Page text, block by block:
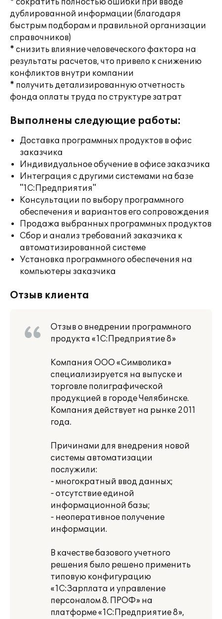
* сократить полностью ошибки при вводе
дублированной информации (благодаря
быстрым подборам и правильной организации
справочников)
* снизить влияние человеческого фактора на
результаты расчетов, что привело к снижению
конфликтов внутри компании
* получить детализированную отчетность
фонда оплаты труда по структуре затрат
Выполнены следующие работы:
Доставка программных продуктов в офис
заказчика
Индивидуальное обучение в офисе заказчика
Интеграция с другими системами на базе
"1С:Предприятия"
Консультации по выбору программного
обеспечения и вариантов его сопровождения
Продажа выбранных программных продуктов
Сбор и анализ требований заказчика к
автоматизированной системе
Установка программного обеспечения на
компьютеры заказчика
Отзыв клиента
Отзыв о внедрении программного
продукта «1С:Предприятие 8»
Компания ООО «Символика»
специализируется на выпуске и
торговле полиграфической
продукцией в городе Челябинске.
Компания действует на рынке 2011
года.
Причинами для внедрения новой
системы автоматизации
послужили:
- многократный ввод данных;
- отсутствие единой
информационной базы;
- неоперативное получение
информации.
В качестве базового учетного
решения было решено применить
типовую конфигурацию
«1С:Зарплата и управление
персоналом 8. ПРОФ» на
платформе «1С:Предприятие 8»,